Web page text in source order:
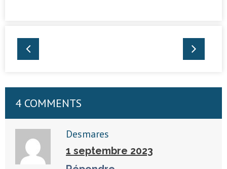
4 COMMENTS
Desmares
1 septembre 2023